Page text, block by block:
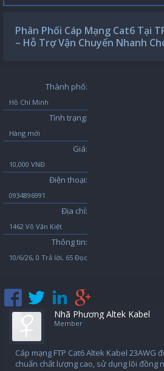
Phân Phối Cáp Mạng Cat6 Tại
– Hỗ Trợ Vận Chuyển Nhanh
Thành phố:
Hồ Chí Minh
Tình trạng:
Hàng mới
Giá:
10,000 VNĐ
Điện thoại:
0934896991
Địa chỉ:
1462 Võ Văn Kiệt
Thông tin:
10/6/26, 0 Trả lời, 65 Đọc
Nhã Phương Altek Kabel
Member
Cáp mạng FTP Cat6 Altek Kabel 23AWG
chuẩn chất lượng cao, sử dụng lõi đồng